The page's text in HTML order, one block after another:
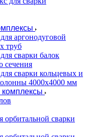
аргонодуговой
труб
сварки балок
сечения
сварки кольцевых и
4000x4000 мм
орбитальной сварки